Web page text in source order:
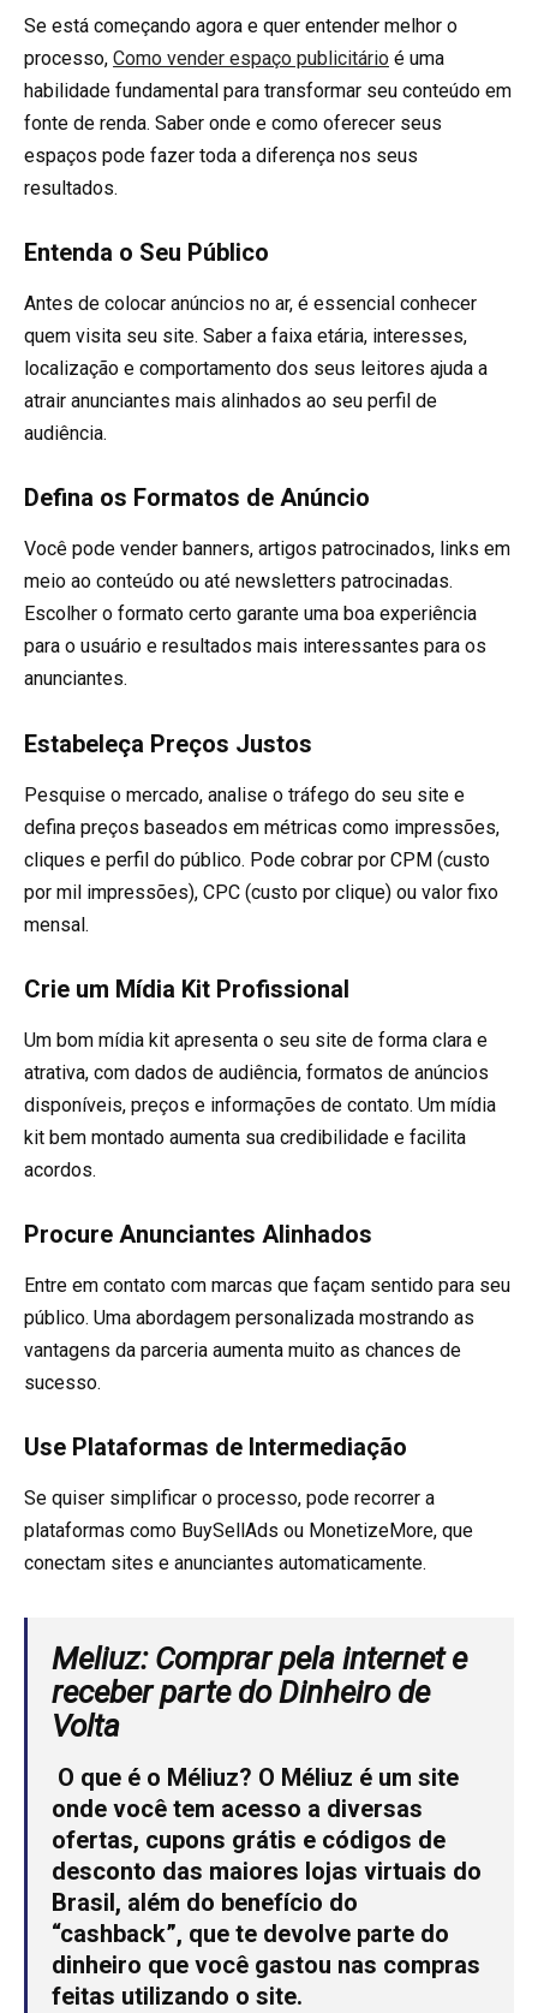
Se está começando agora e quer entender melhor o
processo, Como vender espaço publicitário é uma
habilidade fundamental para transformar seu conteúdo em
fonte de renda. Saber onde e como oferecer seus
espaços pode fazer toda a diferença nos seus
resultados.
Entenda o Seu Público
Antes de colocar anúncios no ar, é essencial conhecer
quem visita seu site. Saber a faixa etária, interesses,
localização e comportamento dos seus leitores ajuda a
atrair anunciantes mais alinhados ao seu perfil de
audiência.
Defina os Formatos de Anúncio
Você pode vender banners, artigos patrocinados, links em
meio ao conteúdo ou até newsletters patrocinadas.
Escolher o formato certo garante uma boa experiência
para o usuário e resultados mais interessantes para os
anunciantes.
Estabeleça Preços Justos
Pesquise o mercado, analise o tráfego do seu site e
defina preços baseados em métricas como impressões,
cliques e perfil do público. Pode cobrar por CPM (custo
por mil impressões), CPC (custo por clique) ou valor fixo
mensal.
Crie um Mídia Kit Profissional
Um bom mídia kit apresenta o seu site de forma clara e
atrativa, com dados de audiência, formatos de anúncios
disponíveis, preços e informações de contato. Um mídia
kit bem montado aumenta sua credibilidade e facilita
acordos.
Procure Anunciantes Alinhados
Entre em contato com marcas que façam sentido para seu
público. Uma abordagem personalizada mostrando as
vantagens da parceria aumenta muito as chances de
sucesso.
Use Plataformas de Intermediação
Se quiser simplificar o processo, pode recorrer a
plataformas como BuySellAds ou MonetizeMore, que
conectam sites e anunciantes automaticamente.
Meliuz: Comprar pela internet e
receber parte do Dinheiro de
Volta
O que é o Méliuz? O Méliuz é um site
onde você tem acesso a diversas
ofertas, cupons grátis e códigos de
desconto das maiores lojas virtuais do
Brasil, além do benefício do
“cashback”, que te devolve parte do
dinheiro que você gastou nas compras
feitas utilizando o site.